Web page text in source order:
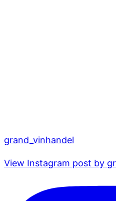
grand_vinhandel
View Instagram post by